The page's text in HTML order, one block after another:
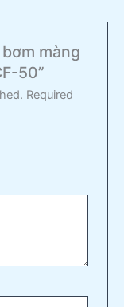
màng
50”
Required